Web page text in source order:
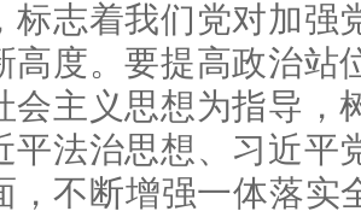
标志着我们党对加强
高度。要提高政治站
会主义思想为指导，
平法治思想、习近平
，不断增强一体落实